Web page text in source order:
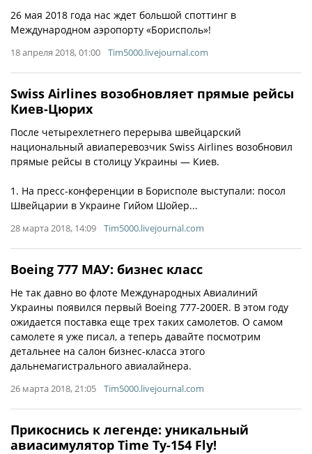
26 мая 2018 года нас ждет большой споттинг в
Международном аэропорту «Борисполь»!
18 апреля 2018, 01:00 Tim5000.livejournal.com
Swiss Airlines возобновляет прямые рейсы
Киев-Цюрих
После четырехлетнего перерыва швейцарский
национальный авиаперевозчик Swiss Airlines возобновил
прямые рейсы в столицу Украины — Киев.
1. На пресс-конференции в Борисполе выступали: посол
Швейцарии в Украине Гийом Шойер...
28 марта 2018, 14:09 Tim5000.livejournal.com
Boeing 777 МАУ: бизнес класс
Не так давно во флоте Международных Авиалиний
Украины появился первый Boeing 777-200ER. В этом году
ожидается поставка еще трех таких самолетов. О самом
самолете я уже писал, а теперь давайте посмотрим
детальнее на салон бизнес-класса этого
дальнемагистрального авиалайнера.
26 марта 2018, 21:05 Tim5000.livejournal.com
Прикоснись к легенде: уникальный
авиасимулятор Time Tу-154 Fly!